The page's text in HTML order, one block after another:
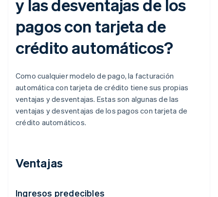
y las desventajas de los
pagos con tarjeta de
crédito automáticos?
Como cualquier modelo de pago, la facturación
automática con tarjeta de crédito tiene sus propias
ventajas y desventajas. Estas son algunas de las
ventajas y desventajas de los pagos con tarjeta de
crédito automáticos.
Ventajas
Ingresos predecibles